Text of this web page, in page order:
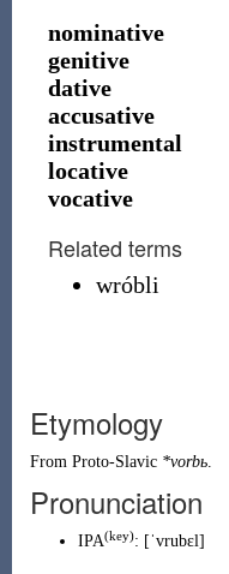
nominative
genitive
dative
accusative
instrumental
locative
vocative
Related terms
wróbli
Etymology
From Proto-Slavic *vorbь.
Pronunciation
IPA(key): [ˈvrubɛl]